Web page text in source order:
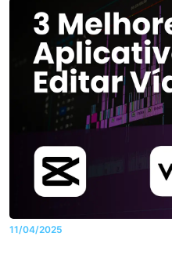
11/04/2025